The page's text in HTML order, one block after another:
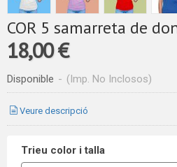
COR 5 samarreta de
18,00 €
Disponible - (Imp. No Inclosos)
Veure descripció
Trieu color i talla